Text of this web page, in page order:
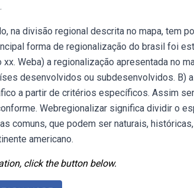
na divisão regional descrita no mapa, tem
forma de regionalização do brasil foi
Weba) a regionalização apresentada no
desenvolvidos ou subdesenvolvidos. B)
a partir de critérios específicos. Assim
Webregionalizar significa dividir o
comuns, que podem ser naturais,
americano.
click the button below.